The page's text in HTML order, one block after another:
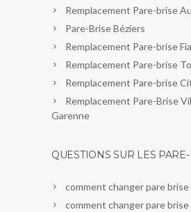
Remplacement Pare-brise
Pare-Brise Béziers
Remplacement Pare-brise
Remplacement Pare-brise
Remplacement Pare-brise
Remplacement Pare-Brise
Garenne
QUESTIONS SUR LES
comment changer pare
comment changer pare